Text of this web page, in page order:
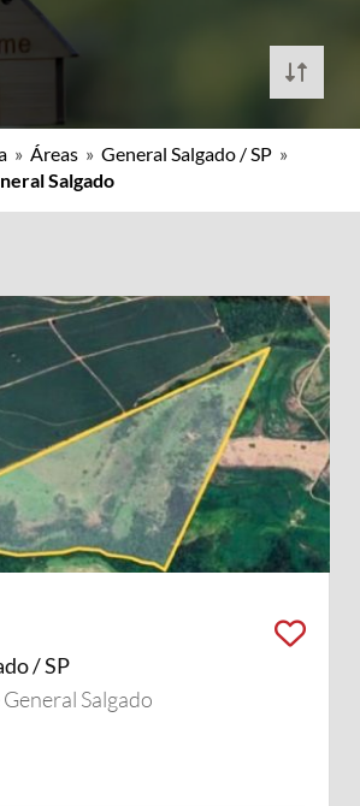
» Áreas » General Salgado / SP »
Salgado
/ SP
Salgado